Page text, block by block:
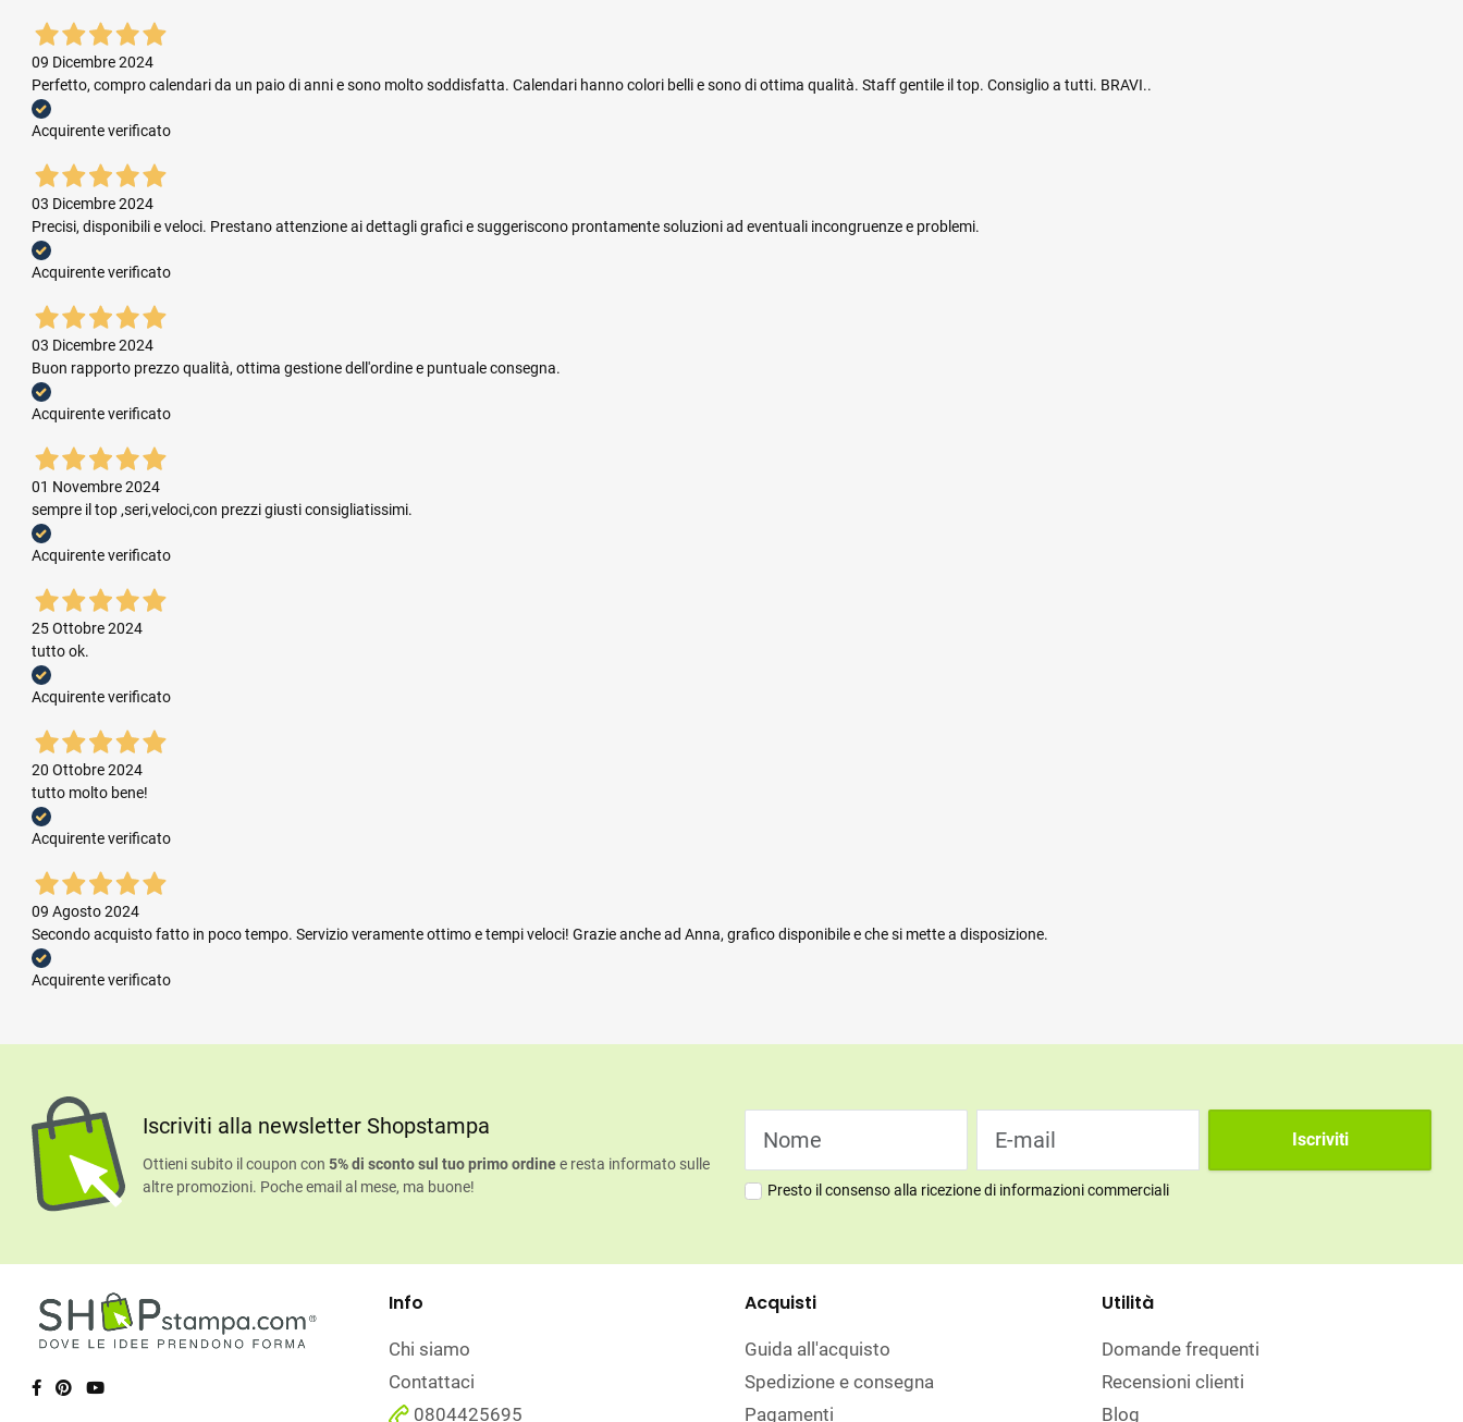
09 Dicembre 2024
Perfetto, compro calendari da un paio di anni e sono molto soddisfatta. Calendari hanno colori belli e sono di ottima qualità. Staff gentile il top. Consiglio a tutti. BRAVI..
Acquirente verificato
03 Dicembre 2024
Precisi, disponibili e veloci. Prestano attenzione ai dettagli grafici e suggeriscono prontamente soluzioni ad eventuali incongruenze e problemi.
Acquirente verificato
03 Dicembre 2024
Buon rapporto prezzo qualità, ottima gestione dell'ordine e puntuale consegna.
Acquirente verificato
01 Novembre 2024
sempre il top ,seri,veloci,con prezzi giusti consigliatissimi.
Acquirente verificato
25 Ottobre 2024
tutto ok.
Acquirente verificato
20 Ottobre 2024
tutto molto bene!
Acquirente verificato
09 Agosto 2024
Secondo acquisto fatto in poco tempo. Servizio veramente ottimo e tempi veloci! Grazie anche ad Anna, grafico disponibile e che si mette a disposizione.
Acquirente verificato
Iscriviti alla newsletter Shopstampa
Ottieni subito il coupon con 5% di sconto sul tuo primo ordinee resta informato sulle
altre promozioni. Poche email al mese, ma buone!
Iscriviti
Presto il consenso alla ricezione di informazioni commerciali
Info
Chi siamo
Contattaci
0804425695
Acquisti
Guida all'acquisto
Spedizione e consegna
Pagamenti
Utilità
Domande frequenti
Recensioni clienti
Blog